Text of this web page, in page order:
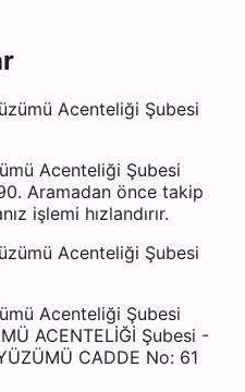
Acenteliği Şubesi
Acenteliği Şubesi
Aramadan önce takip
işlemi hızlandırır.
Acenteliği Şubesi
Acenteliği Şubesi
ACENTELİĞİ Şubesi -
CADDE No: 61